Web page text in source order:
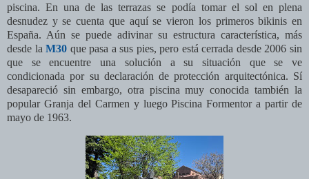
piscina. En una de las terrazas se podía tomar el sol en plena
desnudez y se cuenta que aquí se vieron los primeros bikinis en
España. Aún se puede adivinar su estructura característica, más
desde laM30 que pasa a sus pies, pero está cerrada desde 2006 sin
que se encuentre una solución a su situación que se ve
condicionada por su declaración de protección arquitectónica. Sí
desapareció sin embargo, otra piscina muy conocida también la
popular Granja del Carmen y luego Piscina Formentor a partir de
mayo de 1963.